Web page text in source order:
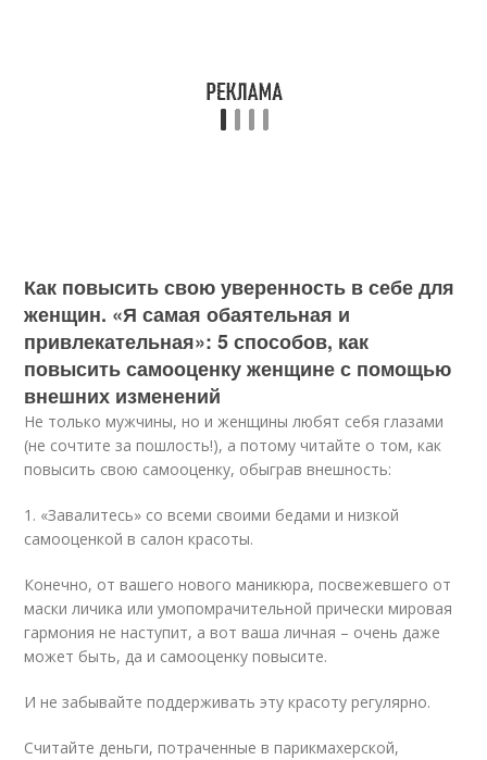
Как повысить свою уверенность в себе для
женщин. «Я самая обаятельная и
привлекательная»: 5 способов, как
повысить самооценку женщине с помощью
внешних изменений
Не только мужчины, но и женщины любят себя глазами
(не сочтите за пошлость!), а потому читайте о том, как
повысить свою самооценку, обыграв внешность:
1. «Завалитесь» со всеми своими бедами и низкой
самооценкой в салон красоты.
Конечно, от вашего нового маникюра, посвежевшего от
маски личика или умопомрачительной прически мировая
гармония не наступит, а вот ваша личная – очень даже
может быть, да и самооценку повысите.
И не забывайте поддерживать эту красоту регулярно.
Считайте деньги, потраченные в парикмахерской,